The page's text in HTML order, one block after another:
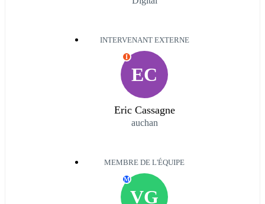
INTERVENANT EXTERNE
EC
I
Eric Cassagne
auchan
MEMBRE DE L'ÉQUIPE
VG
M